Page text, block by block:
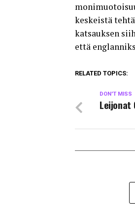
keskeistä
katsauksen
että
RELATED TOPICS:
DON'T MISS
Leijonat